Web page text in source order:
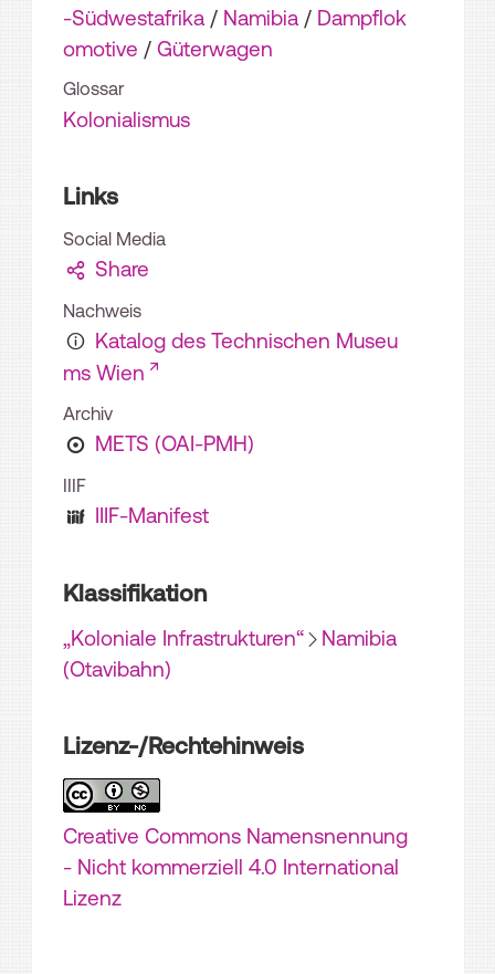
-Südwestafrika / Namibia / Dampflok
omotive / Güterwagen
Glossar
Kolonialismus
Links
Social Media
Share
Nachweis
Katalog des Technischen Museu
ms Wien
Archiv
METS (OAI-PMH)
IIIF
IIIF-Manifest
Klassifikation
„Koloniale Infrastrukturen“
Namibia
(Otavibahn)
Lizenz-/Rechtehinweis
Creative Commons Namensnennung
- Nicht kommerziell 4.0 International
Lizenz